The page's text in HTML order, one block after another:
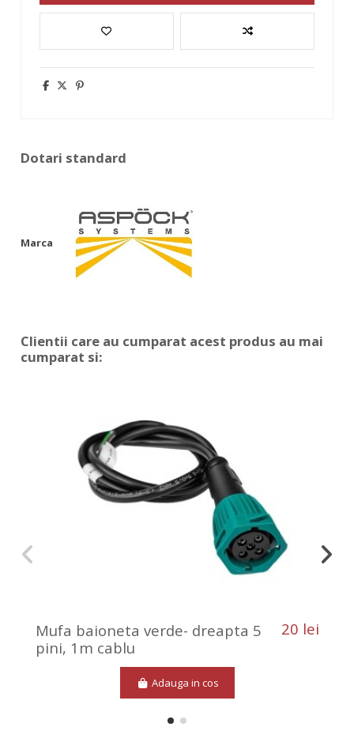
Dotari standard
Marca
Clientii care au cumparat acest produs au mai
cumparat si:
Mufa baioneta verde- dreapta 5
pini, 1m cablu
20 lei
Adauga in cos